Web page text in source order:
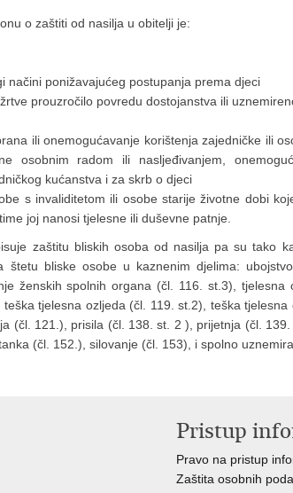
o zaštiti od nasilja u obitelji je:
načini ponižavajućeg postupanja prema djeci
prouzročilo povredu dostojanstva ili
ili onemogućavanje korištenja zajedničke ili
osobnim radom ili nasljeđivanjem,
kućanstva i za skrb o djeci
s invaliditetom ili osobe starije životne dobi
joj nanosi tjelesne ili duševne patnje.
zaštitu bliskih osoba od nasilja pa su tako
štetu bliske osobe u kaznenim djelima:
ženskih spolnih organa (čl. 116. st.3), tjelesna
tjelesna ozljeda (čl. 119. st.2), teška tjelesna
(čl. 121.), prisila (čl. 138. st. 2 ), prijetnja (čl.
(čl. 152.), silovanje (čl. 153), i spolno
Pristup
Pravo na pristup
Zaštita osobnih